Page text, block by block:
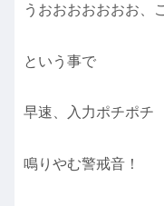
うおおおおおおお、
という事で
早速、入力ポチポチ
鳴りやむ警戒音！